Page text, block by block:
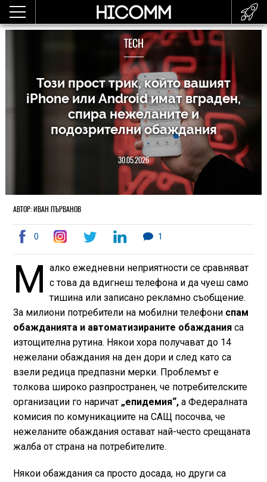
TECH
Този прост трик, който вашият
iPhone или Android имат вграден,
спира нежеланите и
подозрителни обаждания
30.05.2026
АВТОР: ИВАН ПЪРВАНОВ
0 1
М алко ежедневни неприятности се сравняват
с това да вдигнеш телефона и да чуеш само
тишина или записано рекламно съобщение.
За милиони потребители на мобилни телефони спам
обажданията и автоматизираните обажданияса
изтощителна рутина. Някои хора получават до 14
нежелани обаждания на ден дори и след като са
взели редица предпазни мерки. Проблемът е
толкова широко разпространен, че потребителските
организации го наричат„епидемия“,а Федералната
комисия по комуникациите на САЩ посочва, че
нежеланите обаждания остават най-често срещаната
жалба от страна на потребителите.
Някои обаждания са просто досада, но други са